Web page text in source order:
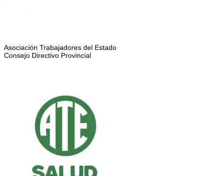
Asociación Trabajadores del Estado
Consejo Directivo Provincial